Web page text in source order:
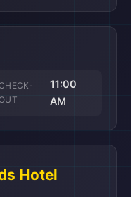
11:00
AM
Hotel